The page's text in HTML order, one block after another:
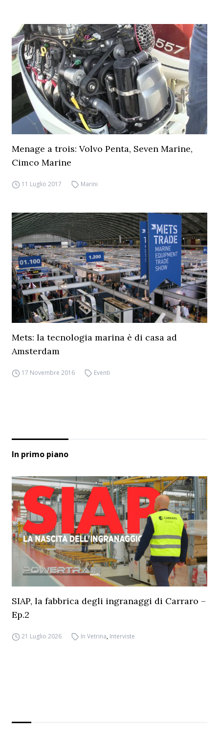
Menage a trois: Volvo Penta, Seven Marine,
Cimco Marine
11 Luglio 2017 Marini
Mets: la tecnologia marina è di casa ad
Amsterdam
17 Novembre 2016 Eventi
In primo piano
SIAP, la fabbrica degli ingranaggi di Carraro –
Ep.2
21 Luglio 2026 In Vetrina, Interviste